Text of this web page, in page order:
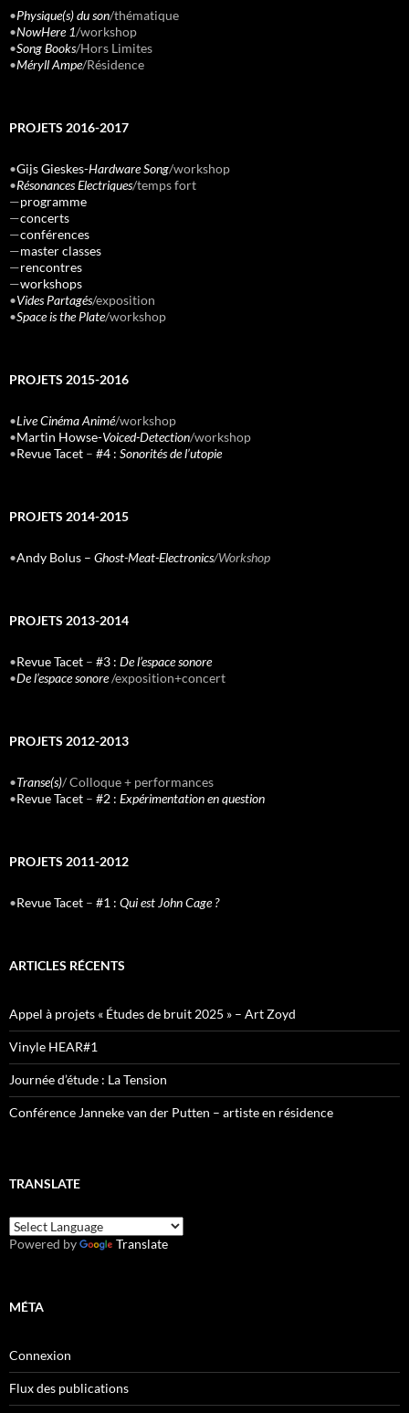
•Physique(s) du son/thématique
•NowHere 1/workshop
•Song Books/Hors Limites
•Méryll Ampe/Résidence
PROJETS 2016-2017
•Gijs Gieskes-Hardware Song/workshop
•Résonances Electriques/temps fort
—programme
—concerts
—conférences
—master classes
—rencontres
—workshops
•Vides Partagés/exposition
•Space is the Plate/workshop
PROJETS 2015-2016
•Live Cinéma Animé/workshop
•Martin Howse-Voiced-Detection/workshop
•Revue Tacet – #4 : Sonorités de l’utopie
PROJETS 2014-2015
•Andy Bolus – Ghost-Meat-Electronics/Workshop
PROJETS 2013-2014
•Revue Tacet – #3 : De l’espace sonore
•De l’espace sonore/exposition+concert
PROJETS 2012-2013
•Transe(s)/ Colloque + performances
•Revue Tacet – #2 : Expérimentation en question
PROJETS 2011-2012
•Revue Tacet – #1 : Qui est John Cage ?
ARTICLES RÉCENTS
Appel à projets « Études de bruit 2025 » – Art Zoyd
Vinyle HEAR#1
Journée d’étude : La Tension
Conférence Janneke van der Putten – artiste en résidence
TRANSLATE
Powered by Translate
MÉTA
Connexion
Flux des publications